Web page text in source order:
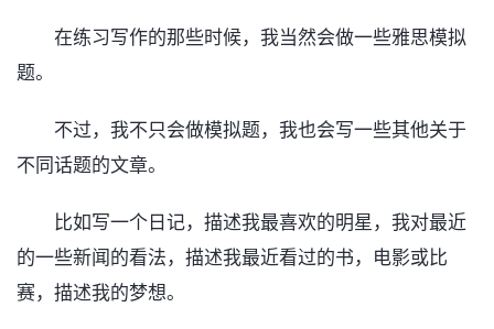
在练习写作的那些时候，我当然会做一些雅思模拟
题。
不过，我不只会做模拟题，我也会写一些其他关于
不同话题的文章。
比如写一个日记，描述我最喜欢的明星，我对最近
的一些新闻的看法，描述我最近看过的书，电影或比
赛，描述我的梦想。